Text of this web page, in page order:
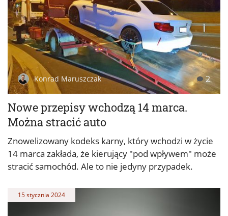
Nowe przepisy wchodzą 14 marca.
Można stracić auto
Konrad Maruszczak 2
Znowelizowany kodeks karny, który wchodzi w życie
14 marca zakłada, że kierujący "pod wpływem" może
stracić samochód. Ale to nie jedyny przypadek.
15 stycznia 2024